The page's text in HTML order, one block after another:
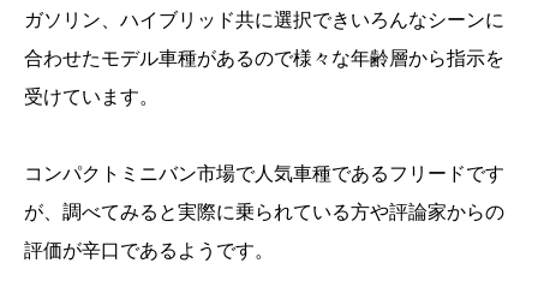
ガソリン、ハイブリッド共に選択できいろんなシーンに
合わせたモデル車種があるので様々な年齢層から指示を
受けています。
コンパクトミニバン市場で人気車種であるフリードです
が、調べてみると実際に乗られている方や評論家からの
評価が辛口であるようです。